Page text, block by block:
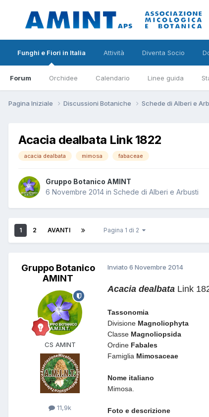
Funghi e Fiori in Italia
Forum Orchidee Calendario Linee guida
Attività Diventa Socio
Pagina Iniziale Discussioni Botaniche Schede di Alberi e
Acacia dealbata Link 1822
acacia dealbata mimosa fabaceae
Gruppo Botanico AMINT
6 Novembre 2014 in Schede di Alberi e Arbusti
1 2 AVANTI Pagina 1 di 2
Gruppo Botanico
AMINT
CS AMINT
11,9k
Inviato 6 Novembre 2014
Acacia dealbata Link
Tassonomia
Divisione Magnoliophyta
Classe Magnoliopsida
Ordine Fabales
Famiglia Mimosaceae
Nome italiano
Mimosa.
Foto e descrizione